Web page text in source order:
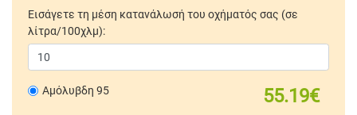
Εισάγετε τη μέση κατανάλωσή του οχήματός σας (σε
λίτρα/100χλμ):
55.19€
Αμόλυβδη 95